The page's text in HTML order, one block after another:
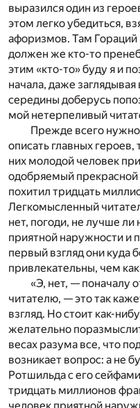
выразился один из
этом легко убедиться,
афоризмов. Там
должен же кто-то
этим «кто-то» буду я и
начала, даже
середины доберусь
мой нетерпеливый
Прежде всего
описать главных героев,
них молодой человек
одобряемый
похитил тридцать
Легкомысленный
нет, погоди, не лучше ли
приятной наружности и
первый взгляд они куда
привлекательны, чем
«Э, нет, — поначалу
читателю, — это так
взгляд. Но стоит как-
желательно
весах разума все, что
возникает вопрос: а не
Ротшильда с его
тридцать миллионов